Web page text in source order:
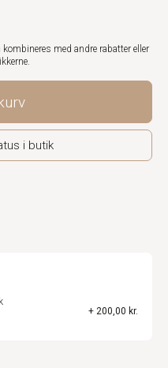
med andre rabatter eller
i butik
+ 200,00 kr.